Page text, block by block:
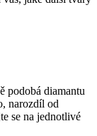
podobá diamantu
narozdíl od
se na jednotlivé